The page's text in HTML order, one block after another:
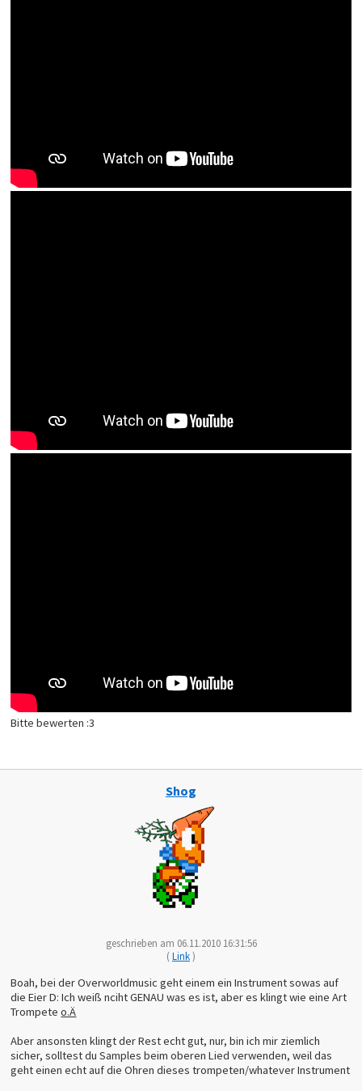
Bitte bewerten :3
Shog
geschrieben am 06.11.2010 16:31:56
(Link)
Boah, bei der Overworldmusic geht einem ein Instrument sowas auf
die Eier D: Ich weiß nciht GENAU was es ist, aber es klingt wie eine Art
Trompeteo.Ä
Aber ansonsten klingt der Rest echt gut, nur, bin ich mir ziemlich
sicher, solltest du Samples beim oberen Lied verwenden, weil das
geht einen echt auf die Ohren dieses trompeten/whatever Instrument